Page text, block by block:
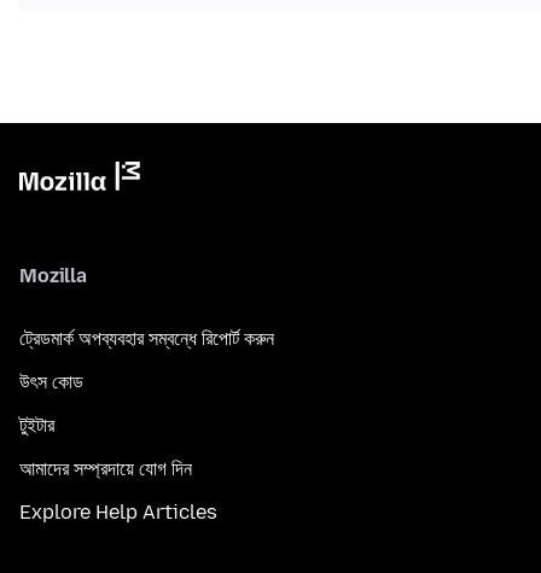
Mozilla
ট্রেডমার্ক অপব্যবহার সম্বন্ধে রিপোর্ট করুন
উৎস কোড
টুইটার
আমাদের সম্প্রদায়ে যোগ দিন
Explore Help Articles